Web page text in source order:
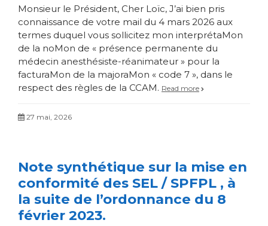
Monsieur le Président, Cher Loïc, J’ai bien pris
connaissance de votre mail du 4 mars 2026 aux
termes duquel vous sollicitez mon interprétaMon
de la noMon de « présence permanente du
médecin anesthésiste-réanimateur » pour la
facturaMon de la majoraMon « code 7 », dans le
respect des règles de la CCAM. Read more
27 mai, 2026
Note synthétique sur la mise en
conformité des SEL / SPFPL , à
la suite de l’ordonnance du 8
février 2023.